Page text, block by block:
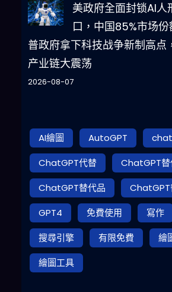
美政府全面封锁AI人
口，中国85%市场
普政府拿下科技战争新制高点
产业链大震荡
2026-08-07
AI繪圖 AutoGPT
chat
ChatGPT代替
ChatGPT替
ChatGPT替代品
ChatGPT
GPT4
免費使用 寫作
搜尋引擎
有限免費
繪
繪圖工具